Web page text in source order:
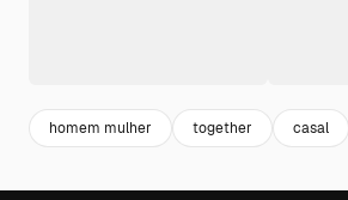
homem mulher together casal